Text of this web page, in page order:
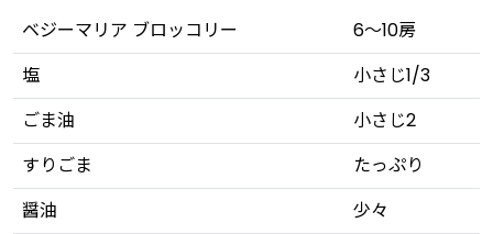
ベジーマリア ブロッコリー
6〜10房
塩
小さじ1/3
ごま油
小さじ2
すりごま
たっぷり
醤油
少々